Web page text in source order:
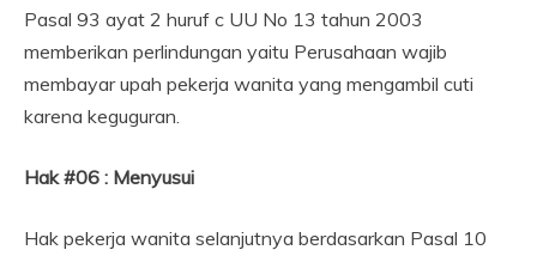
Pasal 93 ayat 2 huruf c UU No 13 tahun 2003
memberikan perlindungan yaitu Perusahaan wajib
membayar upah pekerja wanita yang mengambil cuti
karena keguguran.
Hak #06 : Menyusui
Hak pekerja wanita selanjutnya berdasarkan Pasal 10